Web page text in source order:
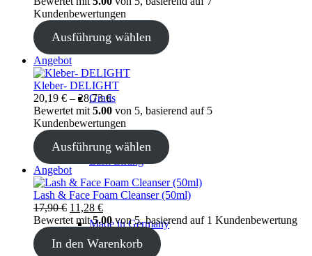
SALE %
Gratis
Made in Germany
Kundenbewertungen
Ausführung wählen
AngebotProdukt
im
Angebot
Kleber- DELIGHT
20,19 € – 28,73€
Bewertet mit 5.00 von 5, basierend auf 5
Kundenbewertungen
Ausführung wählen
AngebotProdukt
im
Angebot
Lash & Face Foam Cleanser (50ml)
17,90€ Ursprünglicher
Preis
17,90 €
11,28 €Aktueller
Preis
11,28 €.
Bewertet mit5.00von 5, basierend auf 1 Kundenbewertung
In den Warenkorb